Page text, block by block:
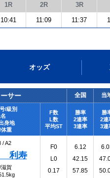
1R 2R 3R
10:41 11:09 11:37
オッズ
サー 全国 当
/級別
身地
体重
F数
L数
平均ST
勝率
2連率
3連率
勝
2連
3連
/A2
寿
滋賀
F0
L0
0.17
6.12
42.15
57.85